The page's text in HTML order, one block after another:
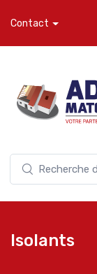
Contact
Isolants